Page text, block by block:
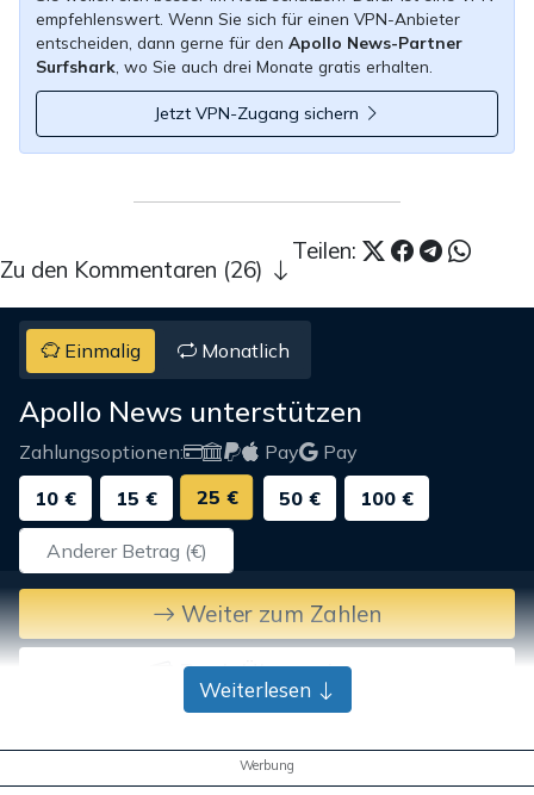
empfehlenswert. Wenn Sie sich für einen VPN-Anbieter
entscheiden, dann gerne für den Apollo News-Partner
Surfshark, wo Sie auch drei Monate gratis erhalten.
Jetzt VPN-Zugang sichern
Teilen:
Zu den Kommentaren (26)
Einmalig Monatlich
Apollo News unterstützen
Zahlungsoptionen: Pay
Pay
10 €
15 € 25 € 50 € 100 €
Weiter zum Zahlen
Bank-Überweisung
Weiterlesen
Werbung